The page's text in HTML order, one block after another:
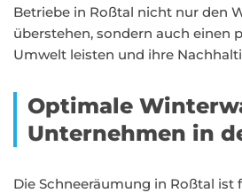
Betriebe in Roßtal nicht nur den
überstehen, sondern auch einen
Umwelt leisten und ihre
Optimale
Unternehmen in
Die Schneeräumung in Roßtal ist